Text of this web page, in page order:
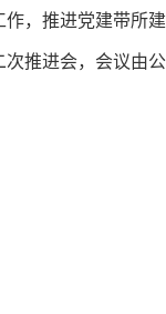
，推进党建带所
推进会，会议由